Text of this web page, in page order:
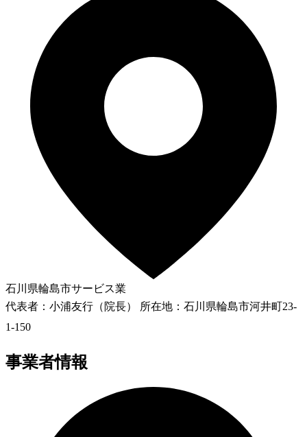
石川県輪島市サービス業
代表者：小浦友行（院長） 所在地：石川県輪島市河井町23-
1-150
事業者情報